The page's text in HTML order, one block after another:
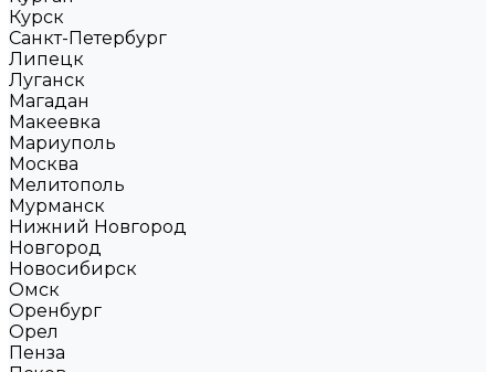
Курск
Санкт-Петербург
Липецк
Луганск
Магадан
Макеевка
Мариуполь
Москва
Мелитополь
Мурманск
Нижний Новгород
Новгород
Новосибирск
Омск
Оренбург
Орел
Пенза